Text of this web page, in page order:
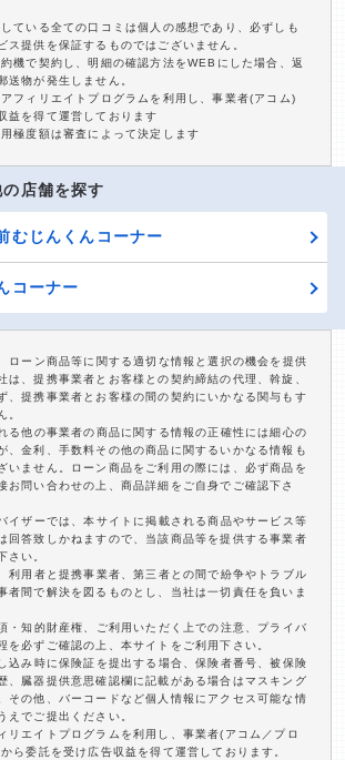
ている全ての口コミは個人の感想であり、必ずしも
ス提供を保証するものではございません。
機で契約し、明細の確認方法をWEBにした場合、返
送物が発生しません。
フィリエイトプログラムを利用し、事業者(アコム)
益を得て運営しております
極度額は審査によって決定します
店舗を探す
むじんくんコーナー
コーナー
ローン商品等に関する適切な情報と選択の機会を提供
は、提携事業者とお客様との契約締結の代理、斡旋、
、提携事業者とお客様の間の契約にいかなる関与もす
。
る他の事業者の商品に関する情報の正確性には細心の
、金利、手数料その他の商品に関するいかなる情報も
いません。ローン商品をご利用の際には、必ず商品を
お問い合わせの上、商品詳細をご自身でご確認下さ
イザーでは、本サイトに掲載される商品やサービス等
回答致しかねますので、当該商品等を提供する事業者
さい。
利用者と提携事業者、第三者との間で紛争やトラブル
者間で解決を図るものとし、当社は一切責任を負いま
・知的財産権、ご利用いただく上での注意、プライバ
を必ずご確認の上、本サイトをご利用下さい。
込み時に保険証を提出する場合、保険者番号、被保険
、臓器提供意思確認欄に記載がある場合はマスキング
その他、バーコードなど個人情報にアクセス可能な情
えでご提出ください。
リエイトプログラムを利用し、事業者(アコム／プロ
ら委託を受け広告収益を得て運営しております。